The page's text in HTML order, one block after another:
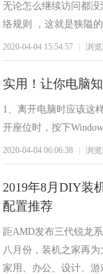
无论怎么继续访问都
络规则 ，这就是狭隘
2020-04-04 15:54:57 浏览
实用！让你电脑
1、离开电脑时应该这
开座位时，按下
2020-04-04 06:06:38 浏
2019年8月DIY装
配置推荐
距AMD发布三代锐龙
八月份，装机之家再
家用、办公、设计、游